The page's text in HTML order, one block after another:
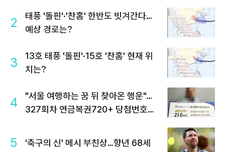
2
태풍 '돌핀'·'찬홈' 한반도 빗겨간다…
예상 경로는?
3
13호 태풍 '돌핀'·15호 '찬홈' 현재 위
치는?
4
"서울 여행하는 꿈 뒤 찾아온 행운"…
327회차 연금복권720+ 당첨번호조
5 '축구의 신' 메시 부친상…향년 68세